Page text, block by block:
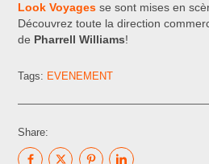
Look Voyages se sont mises en
Découvrez toute la direction
de Pharrell Williams!
Tags: EVENEMENT
Share: